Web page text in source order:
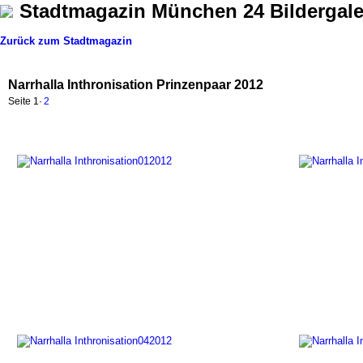
Stadtmagazin München 24
Zurück zum Stadtmagazin
Narrhalla Inthronisation Prinzenpaar 2012
Seite 1 · 2